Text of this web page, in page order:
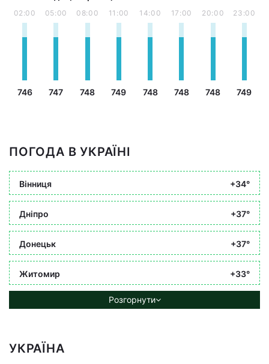
02:00
746
05:00
747
08:00
748
11:00
749
14:00
748
17:00
748
20:00
748
23:00
749
ПОГОДА В УКРАЇНІ
Вінниця +34°
Дніпро +37°
Донецьк +37°
Житомир +33°
Розгорнути
УКРАЇНА